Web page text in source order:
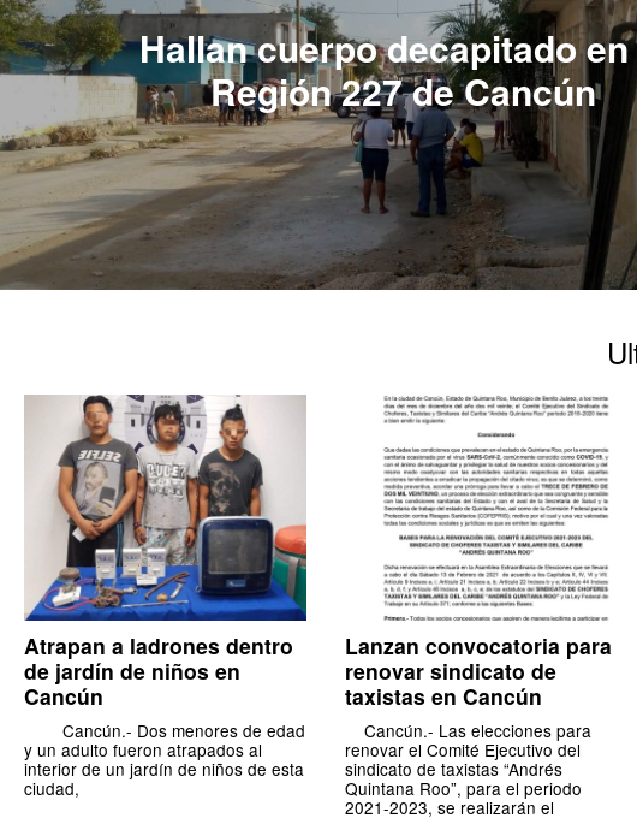
Hallan cuerpo decapitado en
Región 227 de Cancún
Atrapan a ladrones dentro
de jardín de niños en
Cancún
Cancún.- Dos menores de edad
y un adulto fueron atrapados al
interior de un jardín de niños de esta
ciudad,
Lanzan convocatoria para
renovar sindicato de
taxistas en Cancún
Cancún.- Las elecciones para
renovar el Comité Ejecutivo del
sindicato de taxistas “Andrés
Quintana Roo”, para el periodo
2021-2023, se realizarán el